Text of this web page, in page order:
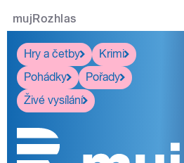
mujRozhlas
Hry a četby
Krimi
Pohádky
Pořady
Živé vysílání